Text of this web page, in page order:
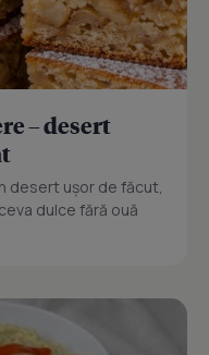
– desert
desert ușor de făcut,
dulce fără ouă